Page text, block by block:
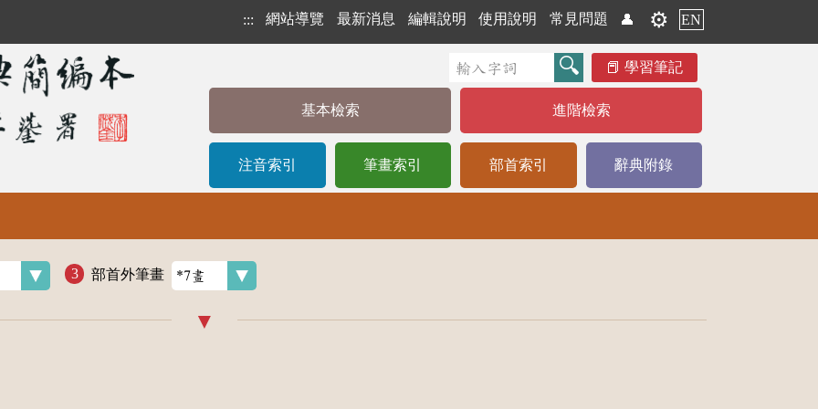
::: 網站導覽 最新消息 編輯說明 使用說明 常見問題 👤 ⚙️ EN
學習筆記
基本檢索 進階檢索
注音索引 筆畫索引 部首索引 辭典附錄
部首外筆畫